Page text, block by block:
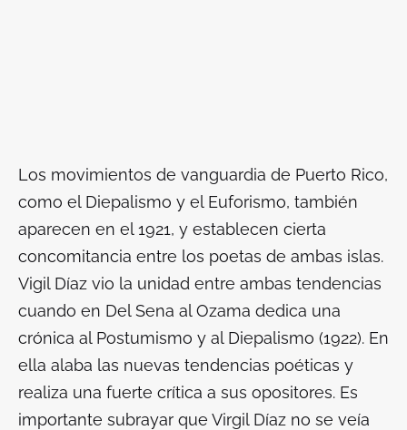
Los movimientos de vanguardia de Puerto Rico,
como el Diepalismo y el Euforismo, también
aparecen en el 1921, y establecen cierta
concomitancia entre los poetas de ambas islas.
Vigil Díaz vio la unidad entre ambas tendencias
cuando en Del Sena al Ozama dedica una
crónica al Postumismo y al Diepalismo (1922). En
ella alaba las nuevas tendencias poéticas y
realiza una fuerte crítica a sus opositores. Es
importante subrayar que Virgil Díaz no se veía